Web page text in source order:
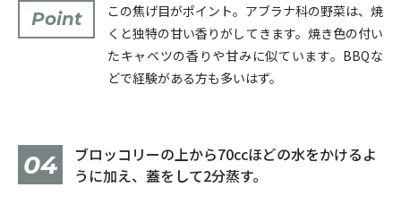
Point
この焦げ目がポイント。アブラナ科の野菜は、焼
くと独特の甘い香りがしてきます。焼き色の付い
たキャベツの香りや甘みに似ています。BBQな
どで経験がある方も多いはず。
04
ブロッコリーの上から70ccほどの水をかけるよ
うに加え、蓋をして2分蒸す。